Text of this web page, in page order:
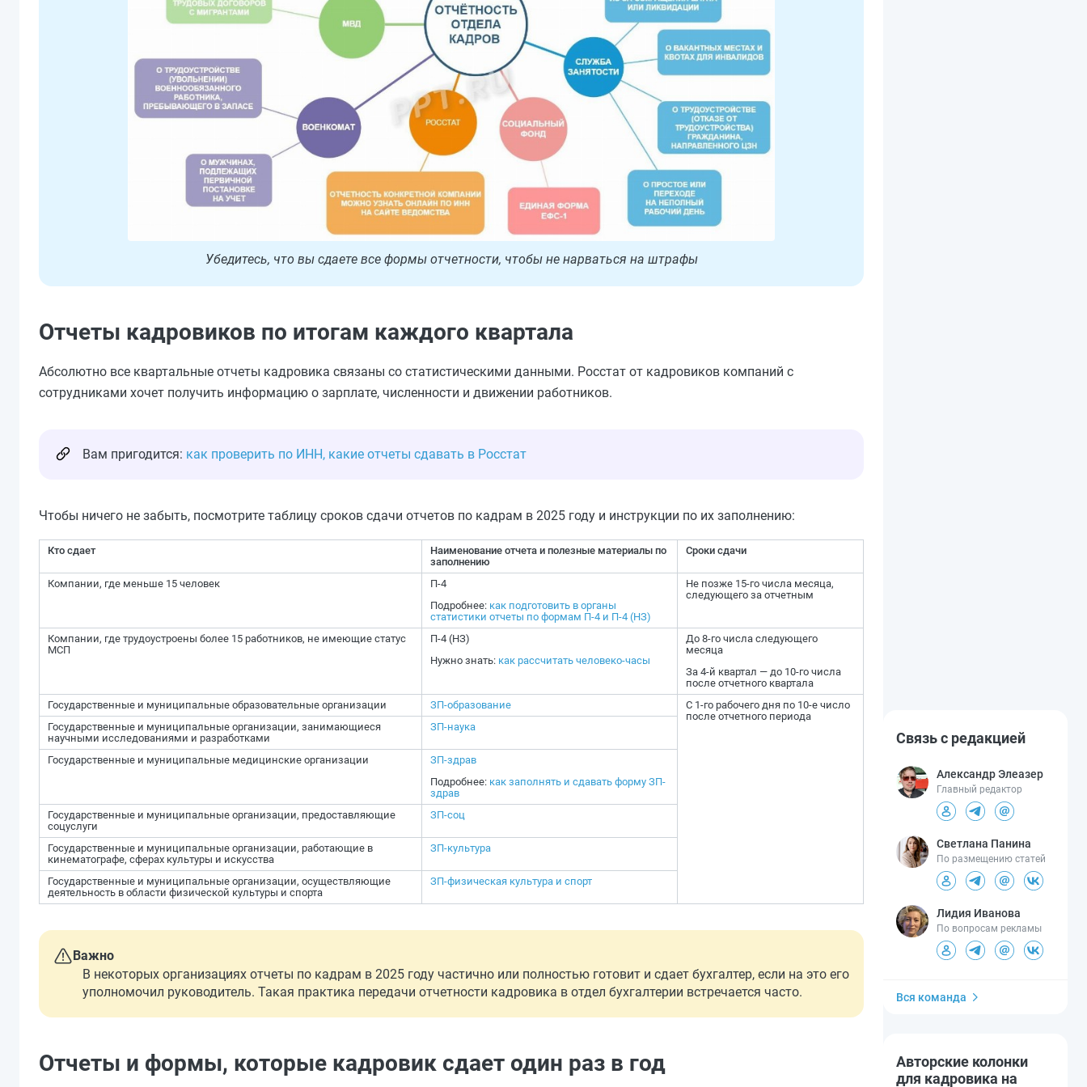
Убедитесь, что вы сдаете все формы отчетности, чтобы не нарваться на штрафы
Отчеты кадровиков по итогам каждого квартала
Абсолютно все квартальные отчеты кадровика связаны со статистическими данными. Росстат от кадровиков компаний с
сотрудниками хочет получить информацию о зарплате, численности и движении работников.
Вам пригодится: как проверить по ИНН, какие отчеты сдавать в Росстат
Чтобы ничего не забыть, посмотрите таблицу сроков сдачи отчетов по кадрам в 2025 году и инструкции по их заполнению:
Кто сдает
Наименование отчета и полезные материалы по
заполнению
Сроки сдачи
Компании, где меньше 15 человек
П-4
Подробнее: как подготовить в органы
статистики отчеты по формам П-4 и П-4 (НЗ)
Не позже 15-го числа месяца,
следующего за отчетным
Компании, где трудоустроены более 15 работников, не имеющие статус
МСП
П-4 (НЗ)
Нужно знать: как рассчитать человеко-часы
До 8-го числа следующего
месяца
За 4-й квартал — до 10-го числа
после отчетного квартала
Государственные и муниципальные образовательные организации
ЗП-образование
С 1-го рабочего дня по 10-е число
после отчетного периода
Государственные и муниципальные организации, занимающиеся
научными исследованиями и разработками
ЗП-наука
Государственные и муниципальные медицинские организации
ЗП-здрав
Подробнее: как заполнять и сдавать форму ЗП-
здрав
Государственные и муниципальные организации, предоставляющие
соцуслуги
ЗП-соц
Государственные и муниципальные организации, работающие в
кинематографе, сферах культуры и искусства
ЗП-культура
Государственные и муниципальные организации, осуществляющие
деятельность в области физической культуры и спорта
ЗП-физическая культура и спорт
Важно
В некоторых организациях отчеты по кадрам в 2025 году частично или полностью готовит и сдает бухгалтер, если на это его
уполномочил руководитель. Такая практика передачи отчетности кадровика в отдел бухгалтерии встречается часто.
Отчеты и формы, которые кадровик сдает один раз в год
Связь с редакцией
Александр Элеазер
Главный редактор
Светлана Панина
По размещению статей
Лидия Иванова
По вопросам рекламы
Вся команда
Авторские колонки
для кадровика на